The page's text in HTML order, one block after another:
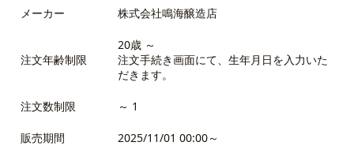
メーカー 株式会社鳴海醸造店
注文年齢制限
20歳 ～
注文手続き画面にて、生年月日を入力いた
だきます。
注文数制限 ～ 1
販売期間 2025/11/01 00:00～